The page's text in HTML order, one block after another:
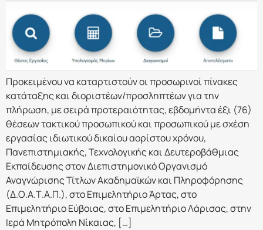
Προκειμένου να καταρτιστούν οι προσωρινοί πίνακες
κατάταξης και διοριστέων/προσληπτέων για την
πλήρωση, με σειρά προτεραιότητας, εβδομήντα έξι (76)
θέσεων τακτικού προσωπικού και προσωπικού με σχέση
εργασίας ιδιωτικού δικαίου αορίστου χρόνου,
Πανεπιστημιακής, Τεχνολογικής και Δευτεροβάθμιας
Εκπαίδευσης στον Διεπιστημονικό Οργανισμό
Αναγνώρισης Τίτλων Ακαδημαϊκών και Πληροφόρησης
(Δ.Ο.Α.Τ.Α.Π.), στο Επιμελητήριο Άρτας, στο
Επιμελητήριο Εύβοιας, στο Επιμελητήριο Λάρισας, στην
Ιερά Μητρόπολη Νίκαιας, […]